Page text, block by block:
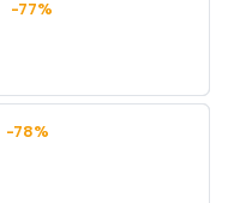
-77%
-78%